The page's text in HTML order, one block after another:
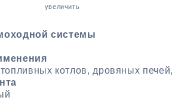
увеличить
системы
котлов, дровяных